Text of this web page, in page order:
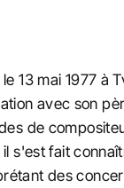
13 mai 1977
avec son
de
s'est fait
des